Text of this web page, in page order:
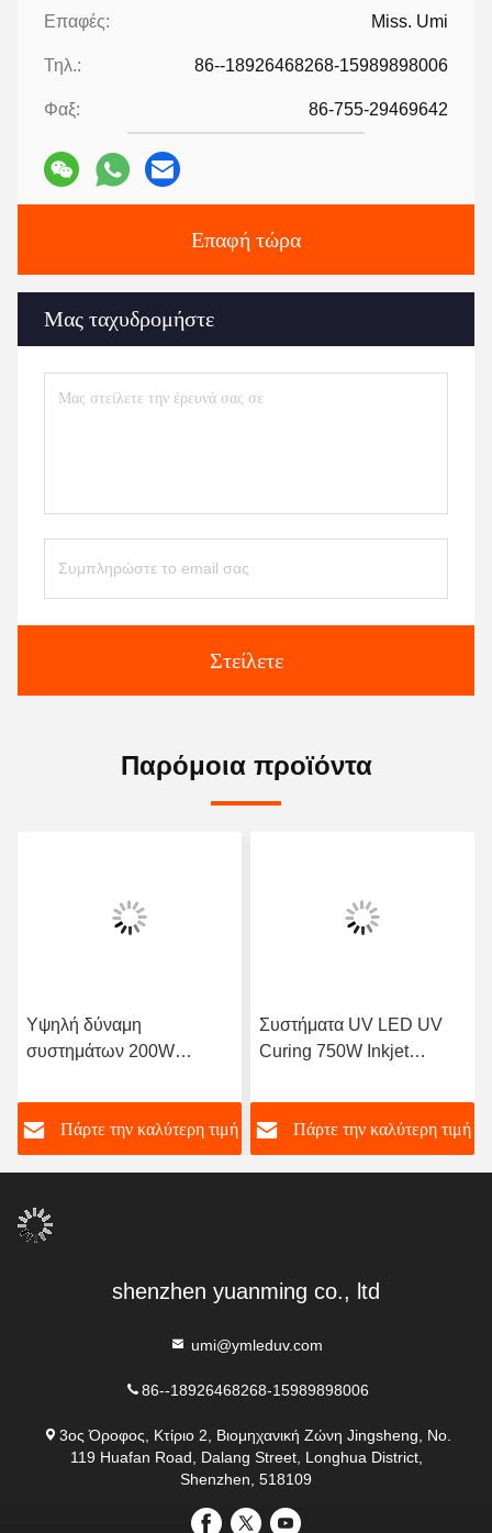
Επαφές: Miss. Umi
Τηλ.: 86--18926468268-15989898006
Φαξ: 86-755-29469642
Επαφή τώρα
Μας ταχυδρομήστε
Στείλετε
Παρόμοια προϊόντα
Υψηλή δύναμη
συστημάτων 200W
οδηγήσεων που
θεραπεύει τον πιό ψυχρό
UV λαμπτήρα υπεριωδών
Πάρτε την καλύτερη τιμή
Συστήματα UV LED UV
Curing 750W Inkjet
UV LED λαμπτήρα
Πάρτε την καλύτερη τιμή
shenzhen yuanming co., ltd
umi@ymleduv.com
86--18926468268-15989898006
3ος Όροφος, Κτίριο 2, Βιομηχανική Ζώνη Jingsheng, No.
119 Huafan Road, Dalang Street, Longhua District,
Shenzhen, 518109